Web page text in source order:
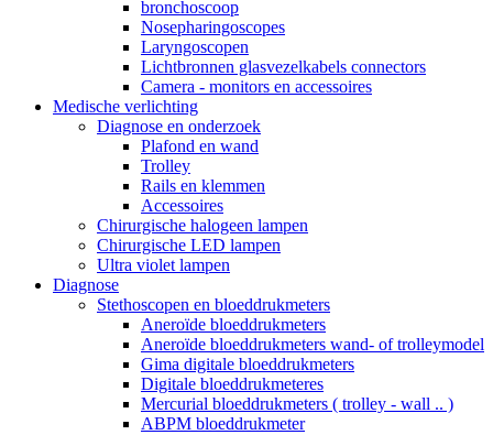
bronchoscoop
Nosepharingoscopes
Laryngoscopen
Lichtbronnen glasvezelkabels connectors
Camera - monitors en accessoires
Medische verlichting
Diagnose en onderzoek
Plafond en wand
Trolley
Rails en klemmen
Accessoires
Chirurgische halogeen lampen
Chirurgische LED lampen
Ultra violet lampen
Diagnose
Stethoscopen en bloeddrukmeters
Aneroïde bloeddrukmeters
Aneroïde bloeddrukmeters wand- of trolleymodel
Gima digitale bloeddrukmeters
Digitale bloeddrukmeteres
Mercurial bloeddrukmeters ( trolley - wall .. )
ABPM bloeddrukmeter